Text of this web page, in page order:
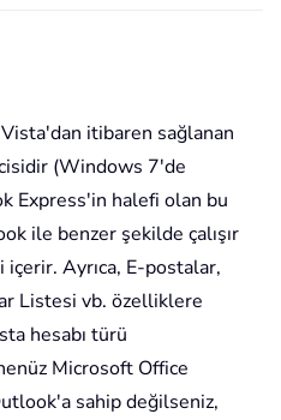
itibaren sağlanan
(Windows 7'de
Express'in halefi olan bu
ile benzer şekilde çalışır
Ayrıca, E-postalar,
Listesi vb. özelliklere
hesabı türü
Microsoft Office
sahip değilseniz,